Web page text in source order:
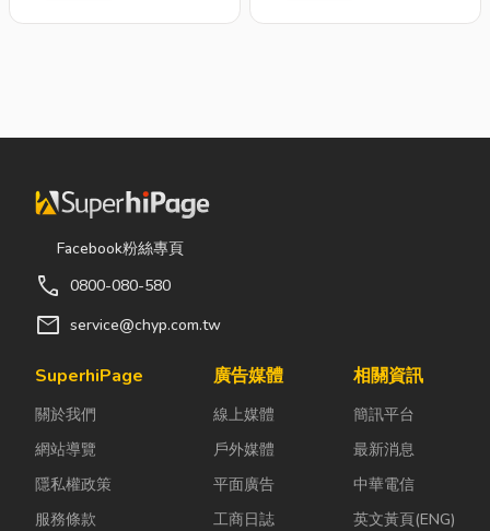
Facebook粉絲專頁
call 0800-080-580
mail service@chyp.com.tw
SuperhiPage
關於我們
網站導覽
隱私權政策
服務條款
廣告媒體
線上媒體
戶外媒體
平面廣告
工商日誌
相關資訊
簡訊平台
最新消息
中華電信
英文黃頁(ENG)